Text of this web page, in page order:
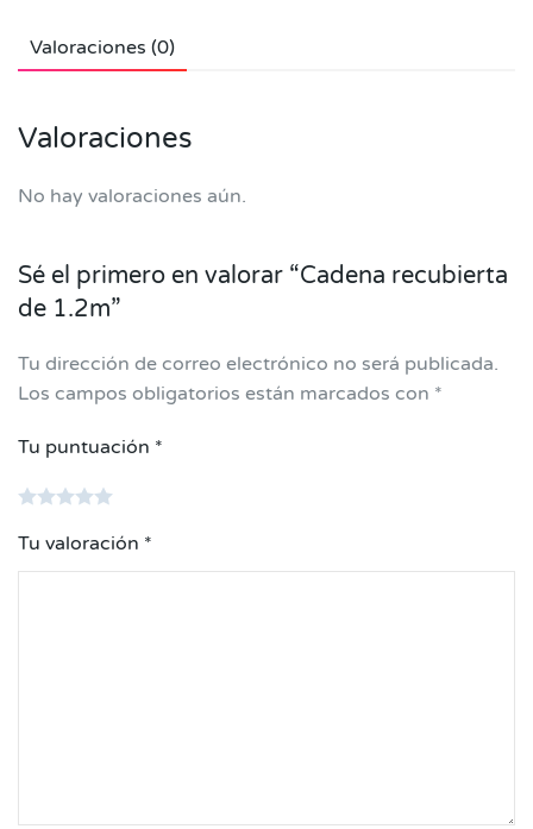
Valoraciones (0)
Valoraciones
No hay valoraciones aún.
Sé el primero en valorar “Cadena recubierta
de 1.2m”
Tu dirección de correo electrónico no será publicada.
Los campos obligatorios están marcados con *
Tu puntuación *
Tu valoración *